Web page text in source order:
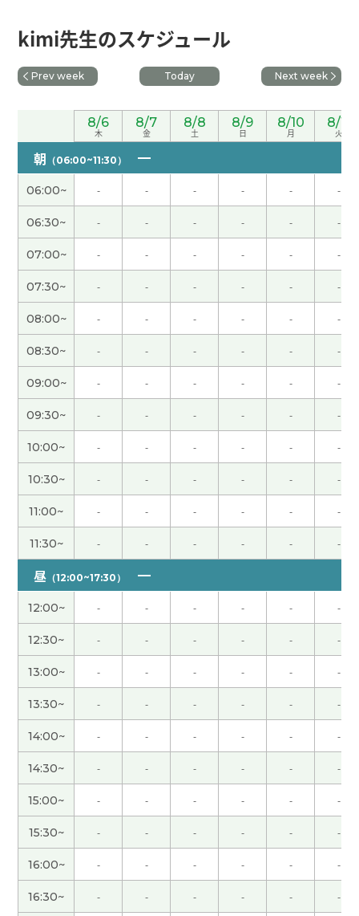
辛苦了～。下节课见。( 50代 男性 )
我高中的时候最喜欢的科目就是物理学。如果那时
候有具备当前功能的电脑，物理学模拟进行起来更
有趣。下节课见。( 50代 男性 )
今天很热。阳光非常强。出门有中暑的危险。下次
见吧。( 男性 )
周末愉快！下节课见。
能够了解“三道茶”的寓意，让我受益匪浅。下节课
见。
我想更加努力地学习，能够多说话。谢谢老师，下
次见。
辛苦了～。下节课见。 ( 50代 男性 )
我属于运动后容易长肌肉的体质，一游泳上半身就
会变壮。因此，体重增加导致跑步变得吃力，这让
我很烦恼。下节课见。( 50代 男性 )
今天辛苦了～。祝你周末愉快！ ( 50代 男性 )
八月末我打算又跟中国朋友一起去长野县三天两夜
的登山。下节课见。
辛苦了～，下节课见。
发音很容易理解，这太好了。
我非常喜欢上了“借钱见人心，还钱见人品”这句
话。以后我也打算用一用。下节课见！( 50代 男性 )
老师，谢谢您帮我学习汉语。今年三月末我离职
了。然后我还没找到新的工作。五月美国的工作人
员请我帮他们顾问。但是我们还没有面试。然后八
月我开始受到养老金。哈哈哈😅下次见~
大多数的人很喜欢买东西。我哥哥也一样但喜欢的
是价格最便宜的东西。还有他很知道质量好的产
品。最便宜的东西。下次见吧。
kimi先生のスケジュール
Prev week Today Next week
8/6
木
8/7
金
8/8
土
8/9
日
8/10
月
8/11
火
朝 （06:00~11:30）
06:00~ - - - - - -
06:30~ - - - - - -
07:00~ - - - - - -
07:30~ - - - - - -
08:00~ - - - - - -
08:30~ - - - - - -
09:00~ - - - - - -
09:30~ - - - - - -
10:00~ - - - - - -
10:30~ - - - - - -
11:00~ - - - - - -
11:30~ - - - - - -
昼 （12:00~17:30）
12:00~ - - - - - -
12:30~ - - - - - -
13:00~ - - - - - -
13:30~ - - - - - -
14:00~ - - - - - -
14:30~ - - - - - -
15:00~ - - - - - -
15:30~ - - - - - -
16:00~ - - - - - -
16:30~ - - - - - -